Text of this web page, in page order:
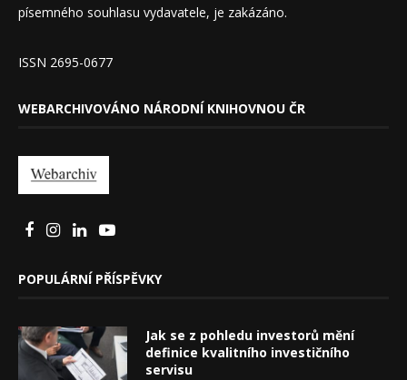
písemného souhlasu vydavatele, je zakázáno.
ISSN 2695-0677
WEBARCHIVOVÁNO NÁRODNÍ KNIHOVNOU ČR
POPULÁRNÍ PŘÍSPĚVKY
Jak se z pohledu investorů mění
definice kvalitního investičního
servisu